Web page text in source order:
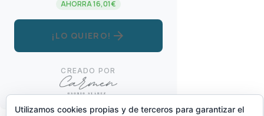
AHORRA 16,01€
¡LO QUIERO! arrow_forward
CREADO POR
Utilizamos cookies propias y de terceros para garantizar el